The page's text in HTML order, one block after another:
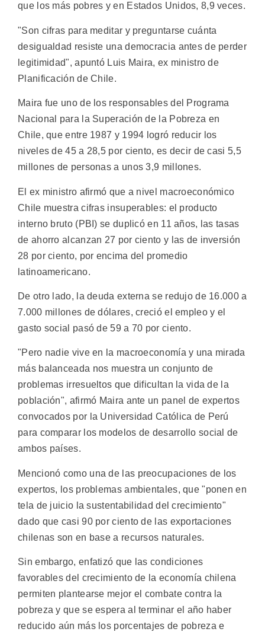
que los más pobres y en Estados Unidos, 8,9 veces.
"Son cifras para meditar y preguntarse cuánta
desigualdad resiste una democracia antes de perder
legitimidad", apuntó Luis Maira, ex ministro de
Planificación de Chile.
Maira fue uno de los responsables del Programa
Nacional para la Superación de la Pobreza en
Chile, que entre 1987 y 1994 logró reducir los
niveles de 45 a 28,5 por ciento, es decir de casi 5,5
millones de personas a unos 3,9 millones.
El ex ministro afirmó que a nivel macroeconómico
Chile muestra cifras insuperables: el producto
interno bruto (PBI) se duplicó en 11 años, las tasas
de ahorro alcanzan 27 por ciento y las de inversión
28 por ciento, por encima del promedio
latinoamericano.
De otro lado, la deuda externa se redujo de 16.000 a
7.000 millones de dólares, creció el empleo y el
gasto social pasó de 59 a 70 por ciento.
"Pero nadie vive en la macroeconomía y una mirada
más balanceada nos muestra un conjunto de
problemas irresueltos que dificultan la vida de la
población", afirmó Maira ante un panel de expertos
convocados por la Universidad Católica de Perú
para comparar los modelos de desarrollo social de
ambos países.
Mencionó como una de las preocupaciones de los
expertos, los problemas ambientales, que "ponen en
tela de juicio la sustentabilidad del crecimiento"
dado que casi 90 por ciento de las exportaciones
chilenas son en base a recursos naturales.
Sin embargo, enfatizó que las condiciones
favorables del crecimiento de la economía chilena
permiten plantearse mejor el combate contra la
pobreza y que se espera al terminar el año haber
reducido aún más los porcentajes de pobreza e